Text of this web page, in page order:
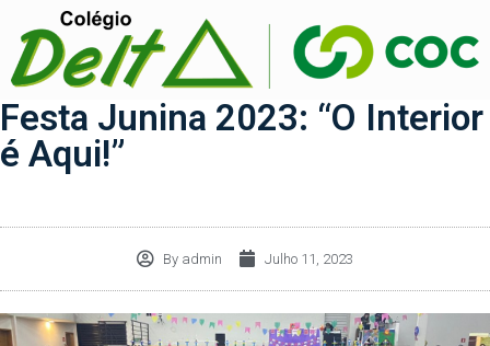
Festa Junina 2023: “O Interior
é Aqui!”
By admin Julho 11, 2023